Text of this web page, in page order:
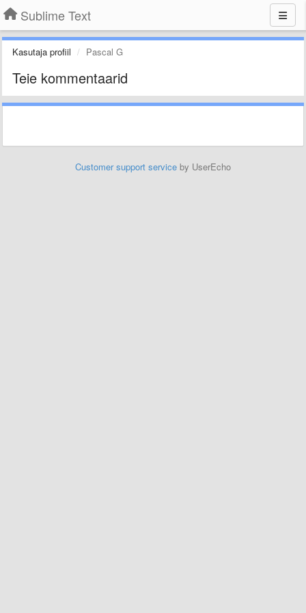
Sublime Text
Kasutaja profiil Pascal G
Teie kommentaarid
Customer support service by UserEcho